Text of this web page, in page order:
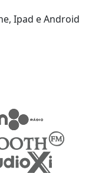
Ipad e Android